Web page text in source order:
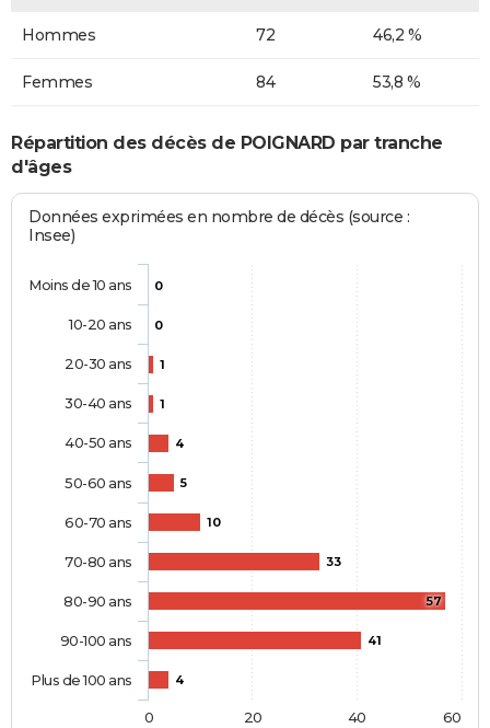
Hommes 72 46,2 %
Femmes 84 53,8 %
Répartition des décès de POIGNARD par tranche
d'âges
Données exprimées en nombre de décès (source :
Insee)
0
0
1
1
4
5
10
33
57
41
4
Moins de 10 ans
10-20 ans
20-30 ans
30-40 ans
40-50 ans
50-60 ans
60-70 ans
70-80 ans
80-90 ans
90-100 ans
Plus de 100 ans
0 20 40 60